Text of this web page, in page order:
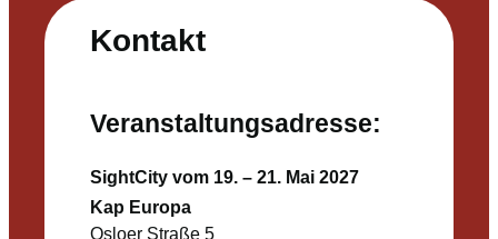
Kontakt
Veranstaltungsadresse:
SightCity vom 19. – 21. Mai 2027
Kap Europa
Osloer Straße 5